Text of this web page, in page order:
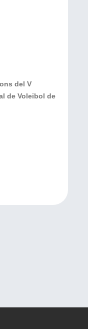
del V
de Voleibol de